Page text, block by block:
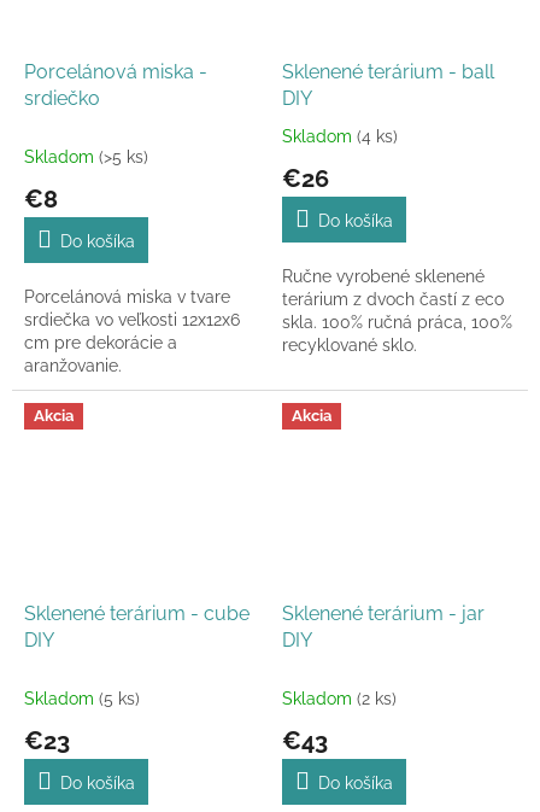
Porcelánová miska -
srdiečko
Skladom (>5 ks)
€8
Do košíka
Porcelánová miska v tvare
srdiečka vo veľkosti 12x12x6
cm pre dekorácie a
aranžovanie.
Sklenené terárium - ball
DIY
Priemerné
produktu
5,0
5
hviezdičiek.
Skladom (4 ks)
€26
Do košíka
Ručne vyrobené sklenené
terárium z dvoch častí z eco
skla. 100% ručná práca, 100%
recyklované sklo.
Akcia
Sklenené terárium - cube
DIY
Skladom (5 ks)
€23
Do košíka
Akcia
Sklenené terárium - jar
DIY
Skladom (2 ks)
€43
Do košíka